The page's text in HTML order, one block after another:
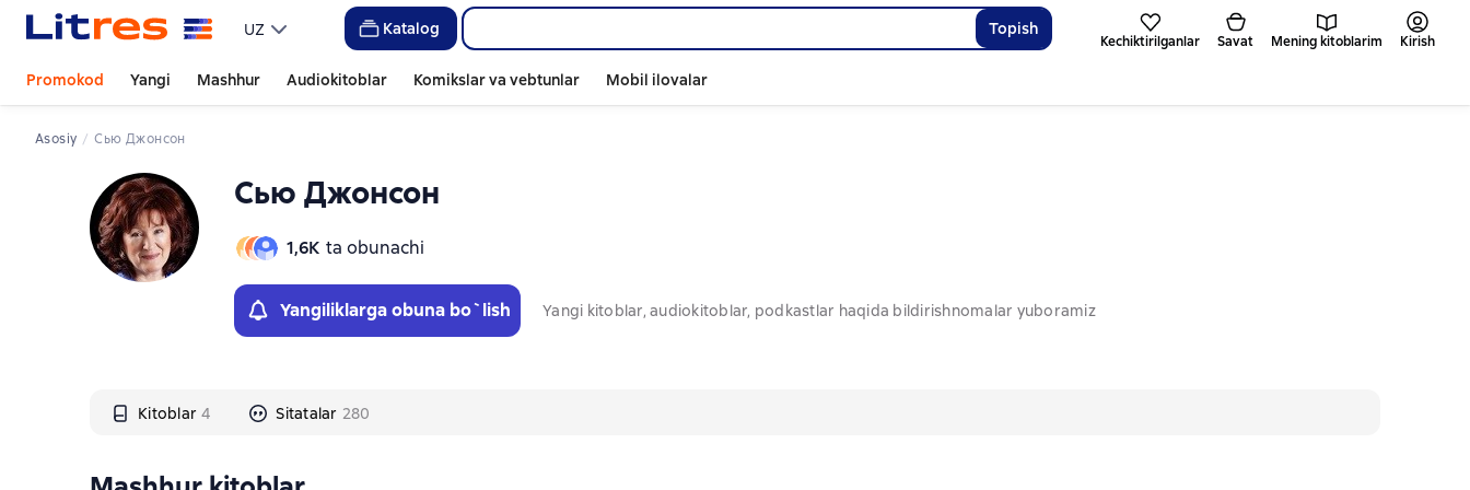
UZ Katalog Topish
Kechiktirilganlar Savat Mening kitoblarim Kirish
Promokod Yangi Mashhur Audiokitoblar Komikslar va vebtunlar Mobil ilovalar
Asosiy Сью Джонсон
Сью Джонсон
1,6К ta obunachi
Yangiliklarga obuna bo`lish Yangi kitoblar, audiokitoblar, podkastlar haqida bildirishnomalar yuboramiz
Kitoblar 4 Sitatalar 280
Слайдер с книгами
Слайдер с книгами